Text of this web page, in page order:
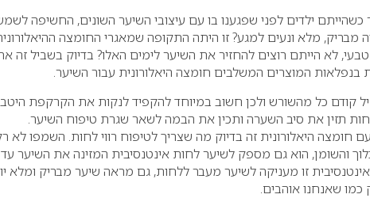
כשהייתם ילדים לפני שפגענו בו עם עיצובי השיער השונים, החשיפה
מבריק, מלא ונעים למגע? זו היתה התקופה שמאגרי החומצה
לא הייתם רוצים להחזיר את השיער לימים האלו? בדיוק בשביל זה
בנפלאות המוצרים המשלבים חומצה היאלורונית עבור השיער.
קודם כל מהשורש ולכן חשוב במיוחד להקפיד לנקות את הקרקפת
תזין את סיב השערה ותכין את הבמה לשאר שגרת טיפוח השיער.
חומצה היאלורונית זה בדיוק מה שצריך לטיפוח רווי לחות. השמפו לא
זו מעניקה לשיער מעבר ללחות, גם מראה שיער מבריק ומלא
שאנחנו אוהבים.